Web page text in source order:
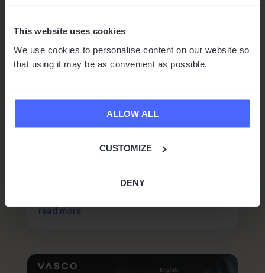
This website uses cookies
We use cookies to personalise content on our website so
that using it may be as convenient as possible.
ALLOW ALL
CUSTOMIZE
DENY
Vasco másodszor került fel a
byMarta Baros|Mar 26, 2025|Hírek
Times és a Statista által készített Európa
rangsorának kilencedik kiadásában
read more